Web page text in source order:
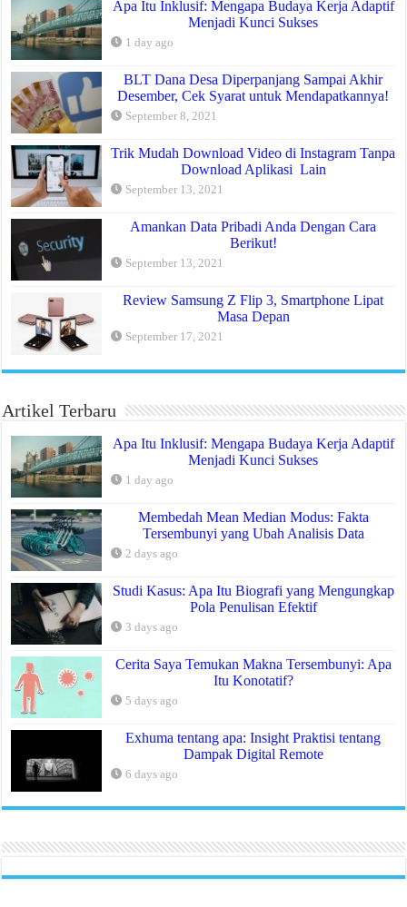
Apa Itu Inklusif: Mengapa Budaya Kerja Adaptif
Menjadi Kunci Sukses
1 day ago
BLT Dana Desa Diperpanjang Sampai Akhir
Desember, Cek Syarat untuk Mendapatkannya!
September 8, 2021
Trik Mudah Download Video di Instagram Tanpa
Download Aplikasi Lain
September 13, 2021
Amankan Data Pribadi Anda Dengan Cara
Berikut!
September 13, 2021
Review Samsung Z Flip 3, Smartphone Lipat
Masa Depan
September 17, 2021
Artikel Terbaru
Apa Itu Inklusif: Mengapa Budaya Kerja Adaptif
Menjadi Kunci Sukses
1 day ago
Membedah Mean Median Modus: Fakta
Tersembunyi yang Ubah Analisis Data
2 days ago
Studi Kasus: Apa Itu Biografi yang Mengungkap
Pola Penulisan Efektif
3 days ago
Cerita Saya Temukan Makna Tersembunyi: Apa
Itu Konotatif?
5 days ago
Exhuma tentang apa: Insight Praktisi tentang
Dampak Digital Remote
6 days ago